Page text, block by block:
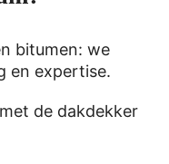
bitumen: we
en expertise.
de dakdekker